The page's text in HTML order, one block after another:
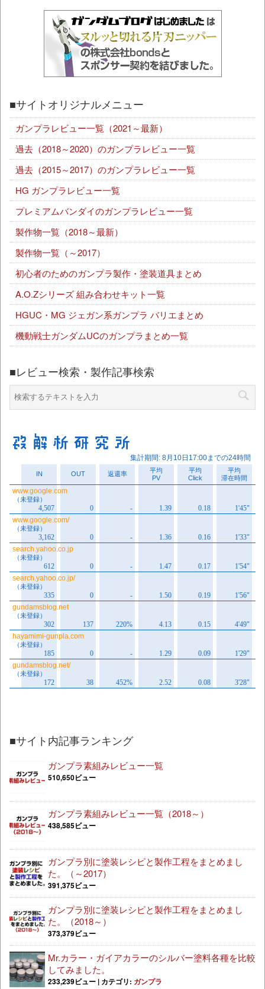
■サイトオリジナルメニュー
ガンプラレビュー一覧（2021～最新）
過去（2018～2020）のガンプラレビュー一覧
過去（2015～2017）のガンプラレビュー一覧
HG ガンプラレビュー一覧
プレミアムバンダイのガンプラレビュー一覧
製作物一覧（2018～最新）
製作物一覧（～2017）
初心者のためのガンプラ製作・塗装道具まとめ
A.O.Zシリーズ 組み合わせキット一覧
HGUC・MG ジェガン系ガンプラ バリエまとめ
機動戦士ガンダムUCのガンプラまとめ一覧
■レビュー検索・製作記事検索
■サイト内記事ランキング
ガンプラ素組みレビュー一覧
510,650ビュー
ガンプラ素組みレビュー一覧（2018～）
438,585ビュー
ガンプラ別に塗装レシピと製作工程をまとめまし
た。（～2017）
391,375ビュー
ガンプラ別に塗装レシピと製作工程をまとめまし
た。（2018～）
373,379ビュー
Mr.カラー・ガイアカラーのシルバー塗料各種を比較
してみました。
233,239ビュー | カテゴリ: ガンプラ